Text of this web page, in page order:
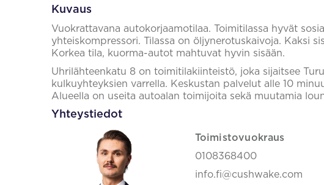
Kuvaus
Vuokrattavana autokorjaamotilaa. Toimitilassa hyvät
yhteiskompressori. Tilassa on öljynerotuskaivoja. Kaksi
Korkea tila, kuorma-autot mahtuvat hyvin sisään.
Uhrilähteenkatu 8 on toimitilakiinteistö, joka sijaitsee
kulkuyhteyksien varrella. Keskustan palvelut alle 10
Alueella on useita autoalan toimijoita sekä muutamia
Yhteystiedot
Toimistovuokraus
0108368400
info.fi@cushwake.com